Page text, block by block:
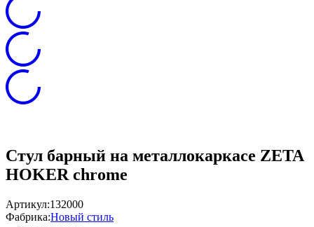
Стул барный на металлокаркасе ZETA
HOKER chrome
Артикул:132000
Фабрика:Новый стиль